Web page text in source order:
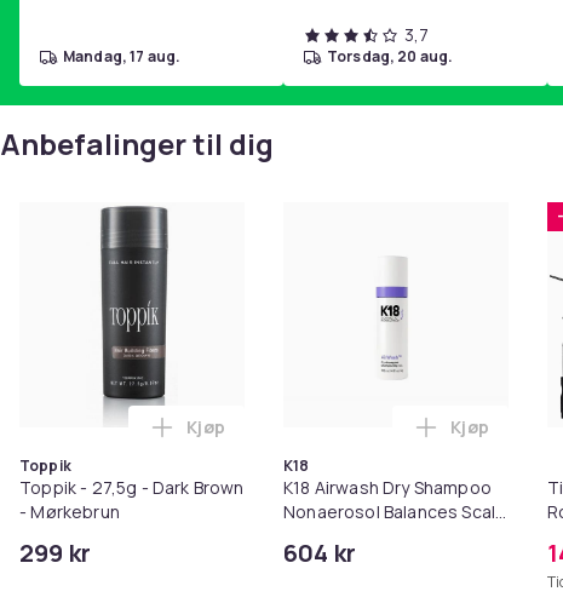
mandag, 17 aug.
3,7
torsdag, 20 aug.
Anbefalinger til dig
Toppik
Toppik - 27,5g - Dark Brown
- Mørkebrun
299 kr
Legg Toppik - 27,5g - Dark Brown -
Kjøp
K18
K18 Airwash Dry Shampoo
Nonaerosol Balances Scalp
604 kr
Legg K18
Kjøp